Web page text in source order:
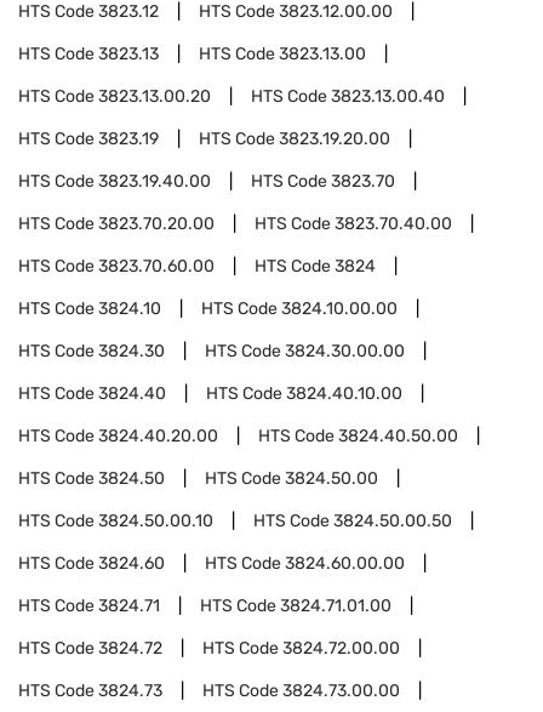
HTS Code3823.12 HTS Code3823.12.00.00
HTS Code3823.13 HTS Code3823.13.00
HTS Code3823.13.00.20 HTS Code3823.13.00.40
HTS Code3823.19 HTS Code3823.19.20.00
HTS Code3823.19.40.00 HTS Code3823.70
HTS Code3823.70.20.00 HTS Code3823.70.40.00
HTS Code3823.70.60.00 HTS Code3824
HTS Code3824.10 HTS Code3824.10.00.00
HTS Code3824.30 HTS Code3824.30.00.00
HTS Code3824.40 HTS Code3824.40.10.00
HTS Code3824.40.20.00 HTS Code3824.40.50.00
HTS Code3824.50 HTS Code3824.50.00
HTS Code3824.50.00.10 HTS Code3824.50.00.50
HTS Code3824.60 HTS Code3824.60.00.00
HTS Code3824.71 HTS Code3824.71.01.00
HTS Code3824.72 HTS Code3824.72.00.00
HTS Code3824.73 HTS Code3824.73.00.00